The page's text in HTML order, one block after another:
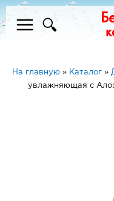
На главную» Каталог»
увлажняющая с